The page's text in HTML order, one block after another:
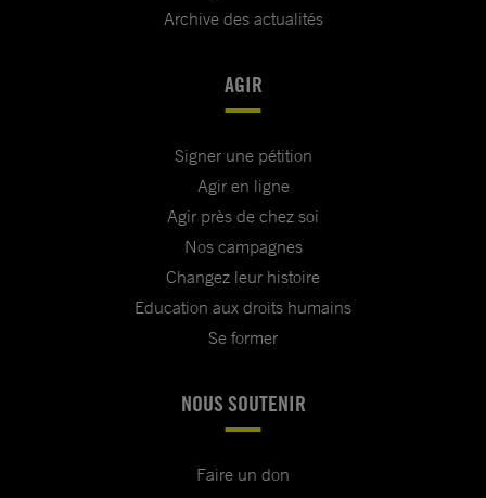
Archive des actualités
AGIR
Signer une pétition
Agir en ligne
Agir près de chez soi
Nos campagnes
Changez leur histoire
Education aux droits humains
Se former
NOUS SOUTENIR
Faire un don